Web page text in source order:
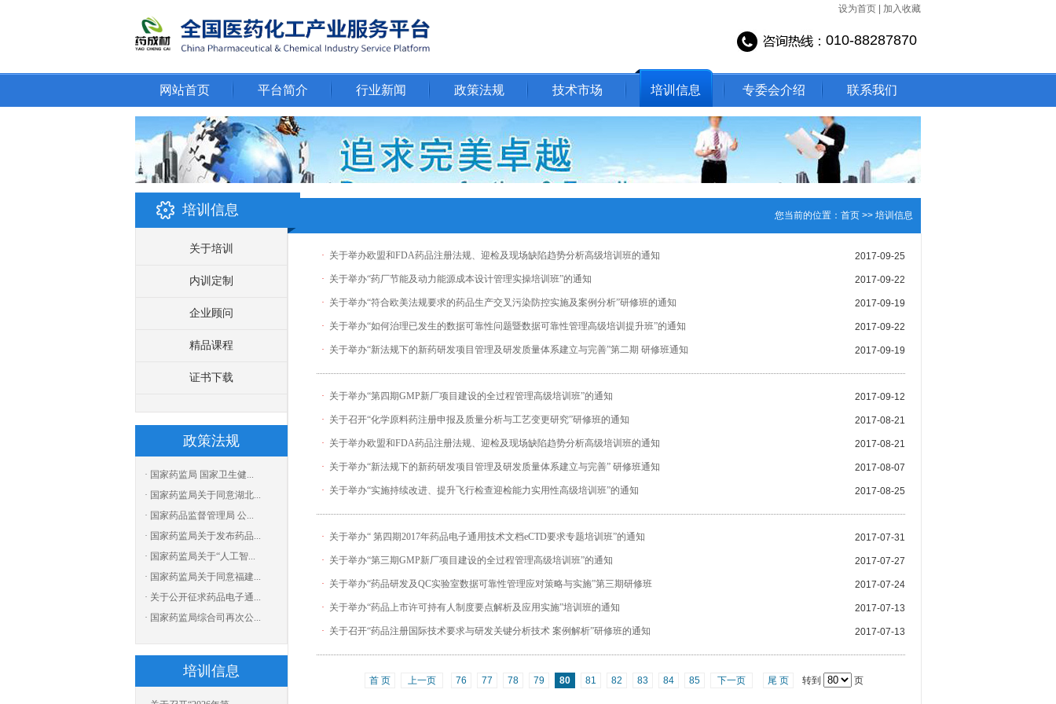
设为首页 加入收藏
010-88287870
网站首页 平台简介 行业新闻 政策法规 技术市场 培训信息 专委会介绍 联系我们
培训信息
关于培训
内训定制
企业顾问
精品课程
证书下载
政策法规
· 国家药监局 国家卫生健...
· 国家药监局关于同意湖北...
· 国家药品监督管理局 公...
· 国家药监局关于发布药品...
· 国家药监局关于“人工智...
· 国家药监局关于同意福建...
· 关于公开征求药品电子通...
· 国家药监局综合司再次公...
培训信息
您当前的位置： 首页 >> 培训信息
· 关于举办欧盟和FDA药品注册法规、迎检及现场缺陷趋势分析高级培训班的通知 2017-09-25
· 关于举办“药厂节能及动力能源成本设计管理实操培训班”的通知 2017-09-22
· 关于举办“符合欧美法规要求的药品生产交叉污染防控实施及案例分析”研修班的通知 2017-09-19
· 关于举办“如何治理已发生的数据可靠性问题暨数据可靠性管理高级培训提升班”的通知 2017-09-22
· 关于举办“新法规下的新药研发项目管理及研发质量体系建立与完善”第二期 研修班通知 2017-09-19
· 关于举办“第四期GMP新厂项目建设的全过程管理高级培训班”的通知 2017-09-12
· 关于召开“化学原料药注册申报及质量分析与工艺变更研究”研修班的通知 2017-08-21
· 关于举办欧盟和FDA药品注册法规、迎检及现场缺陷趋势分析高级培训班的通知 2017-08-21
· 关于举办“新法规下的新药研发项目管理及研发质量体系建立与完善” 研修班通知 2017-08-07
· 关于举办“实施持续改进、提升飞行检查迎检能力实用性高级培训班”的通知 2017-08-25
· 关于举办“ 第四期2017年药品电子通用技术文档eCTD要求专题培训班”的通知 2017-07-31
· 关于举办“第三期GMP新厂项目建设的全过程管理高级培训班”的通知 2017-07-27
· 关于举办“药品研发及QC实验室数据可靠性管理应对策略与实施”第三期研修班 2017-07-24
· 关于举办“药品上市许可持有人制度要点解析及应用实施”培训班的通知 2017-07-13
· 关于召开“药品注册国际技术要求与研发关键分析技术 案例解析”研修班的通知 2017-07-13
首 页 上一页 76 77 78 79 80 81 82 83 84 85 下一页 尾 页 转到 页